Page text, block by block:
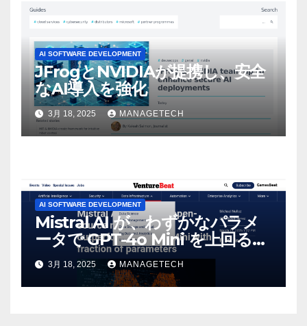
AI SOFTWARE DEVELOPMENT
JFrogとNVIDIAが提携し、安全
なAI導入を強化
3月 18, 2025 MANAGETECH
AI SOFTWARE DEVELOPMENT
Mistral AI が、わずかなパラメ
ータで GPT-4o Mini を上回る新
しいオープンソース モデルをリ
リース | VentureBeat
3月 18, 2025 MANAGETECH